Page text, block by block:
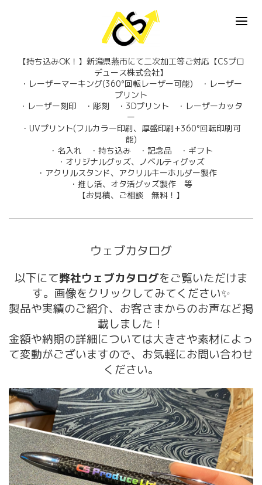
【持ち込みOK！】新潟県燕市にて二次加工等ご対応【CSプロ
デュース株式会社】
・レーザーマーキング(360°回転レーザー可能) ・レーザー
プリント
・レーザー刻印 ・彫刻 ・3Dプリント ・レーザーカッタ
ー
・UVプリント(フルカラー印刷、厚盛印刷+360°回転印刷可
能)
・名入れ ・持ち込み ・記念品 ・ギフト
・オリジナルグッズ、ノベルティグッズ
・アクリルスタンド、アクリルキーホルダー製作
・推し活、オタ活グッズ製作 等
【お見積、ご相談 無料！】
ウェブカタログ
以下にて弊社ウェブカタログをご覧いただけま
す。画像をクリックしてみてください✨
製品や実績のご紹介、お客さまからのお声など掲
載しました！
金額や納期の詳細については大きさや素材によっ
て変動がございますので、お気軽にお問い合わせ
ください。